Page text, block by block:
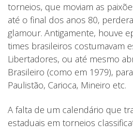
torneios, que moviam as
até o final dos anos 80,
glamour. Antigamente, houve
times brasileiros costumavam
Libertadores, ou até mesmo
Brasileiro (como em 1979),
Paulistão, Carioca, Mineiro etc.
A falta de um calendário que
estaduais em torneios